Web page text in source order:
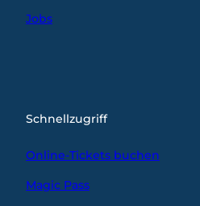
Jobs
Schnellzugriff
Online-Tickets buchen
Magic Pass